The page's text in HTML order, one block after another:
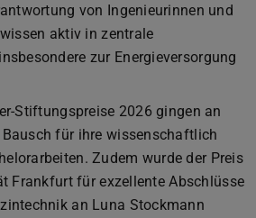
von Ingenieurinnen und
aktiv in zentrale
zur Energieversorgung
Stiftungspreise 2026 gingen an
für ihre wissenschaftlich
Zudem wurde der Preis
Frankfurt für exzellente Abschlüsse
an Luna Stockmann